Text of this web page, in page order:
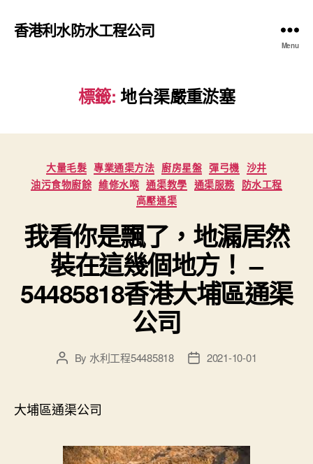
香港利水防水工程公司
Menu
標籤: 地台渠嚴重淤塞
Categories
大量毛髮 專業通渠方法 廚房星盤 彈弓機 沙井
油污食物廚餘 維修水喉 通渠教學 通渠服務 防水工程
高壓通渠
我看你是飄了，地漏居然
裝在這幾個地方！ –
54485818香港大埔區通渠
公司
PostBy 水利工程54485818
Post2021-10-01
大埔區通渠公司